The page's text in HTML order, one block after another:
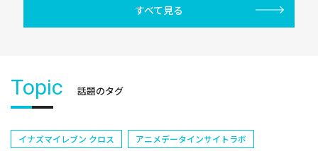
すべて見る
Topic 話題のタグ
イナズマイレブン クロス
アニメデータインサイトラボ